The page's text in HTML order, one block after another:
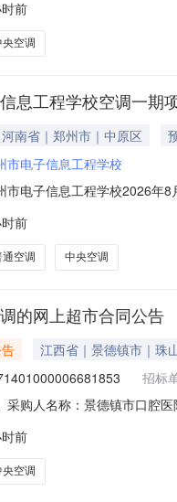
市叙州区财政局，监督、投
1.采购人信
前
央空调
息工程学校空调一期
河南省｜郑州市｜中原区
市电子信息工程学校
市电子信息工程学校2026年
空调A包——普通空调1.大1匹
覆盖
前
通空调 中央空调
的网上超市合同公告
江西省｜景德镇市｜珠
招标
采购人名称：景德镇市口腔
900W/SM3FZBp
前
央空调